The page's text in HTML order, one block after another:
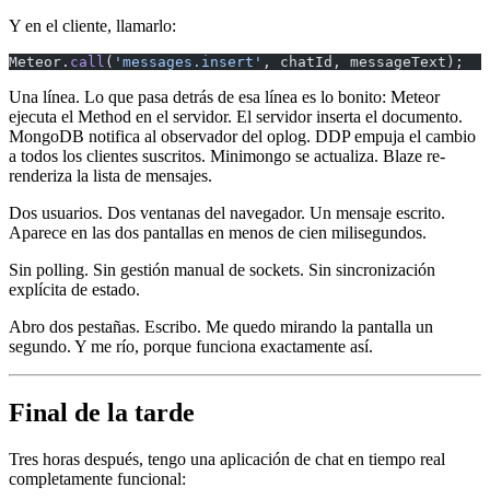
Y en el cliente, llamarlo:
Meteor. call ( 'messages.insert' , chatId, messageText);
Una línea. Lo que pasa detrás de esa línea es lo bonito: Meteor
ejecuta el Method en el servidor. El servidor inserta el documento.
MongoDB notifica al observador del oplog. DDP empuja el cambio
a todos los clientes suscritos. Minimongo se actualiza. Blaze re-
renderiza la lista de mensajes.
Dos usuarios. Dos ventanas del navegador. Un mensaje escrito.
Aparece en las dos pantallas en menos de cien milisegundos.
Sin polling. Sin gestión manual de sockets. Sin sincronización
explícita de estado.
Abro dos pestañas. Escribo. Me quedo mirando la pantalla un
segundo. Y me río, porque funciona exactamente así.
Final de la tarde
Tres horas después, tengo una aplicación de chat en tiempo real
completamente funcional: